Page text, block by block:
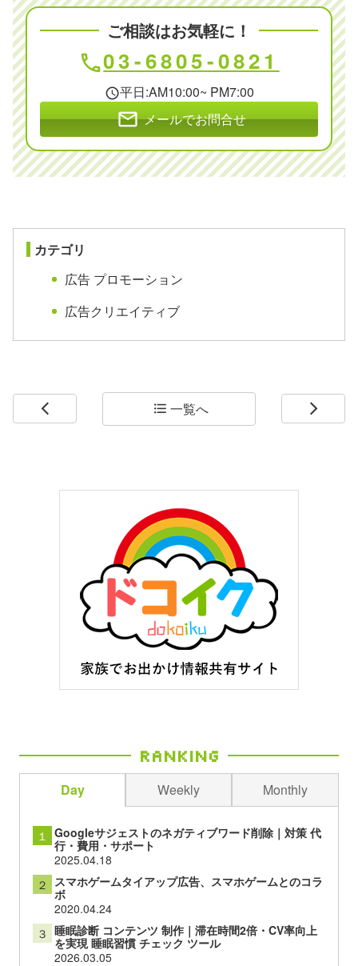
ご相談はお気軽に！
phone03-6805-0821
schedule平日:AM10:00~ PM7:00
mail メールでお問合せ
カテゴリ
広告 プロモーション
広告クリエイティブ
arrow_back_ios format_list_bulleted 一覧へ arrow_forward_ios
Ranking
Day Weekly Monthly
１
Googleサジェストのネガティブワード削除｜対策 代
行・費用・サポート
2025.04.18
２
スマホゲームタイアップ広告、スマホゲームとのコラ
ボ
2020.04.24
３ 睡眠診断 コンテンツ 制作｜滞在時間2倍・CV率向上
を実現 睡眠習慣 チェック ツール
2026.03.05